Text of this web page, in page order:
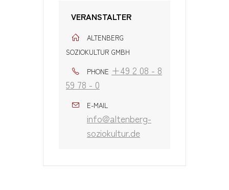
VERANSTALTER
ALTENBERG
SOZIOKULTUR GMBH
PHONE +49 2 08 - 8
59 78 - 0
E-MAIL
info@altenberg-
soziokultur.de